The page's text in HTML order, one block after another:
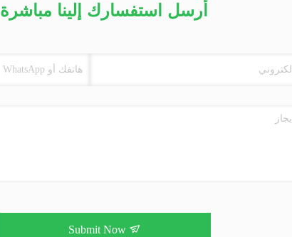
أرسل استفسارك إلينا مباشرة
Submit Now